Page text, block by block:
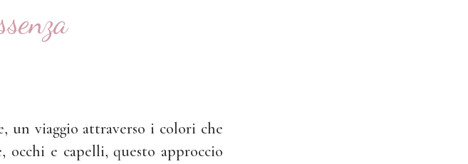
un viaggio attraverso i colori che
e capelli, questo approccio